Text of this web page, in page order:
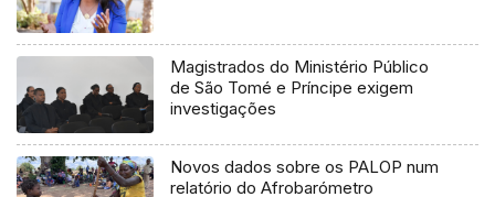
Magistrados do Ministério Público
de São Tomé e Príncipe exigem
investigações
Novos dados sobre os PALOP num
relatório do Afrobarómetro